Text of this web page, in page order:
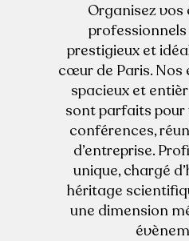
Organisez
prestigieux et
cœur de Paris. Nos
spacieux et
sont parfaits pour
conférences,
d’entreprise.
unique, chargé
héritage
une dimension